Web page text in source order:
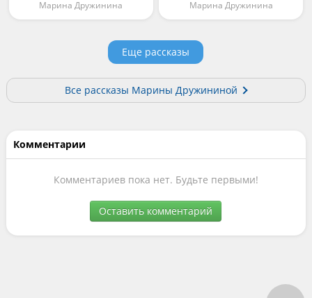
Марина Дружинина Марина Дружинина
Еще рассказы
Все рассказы Марины Дружининой
Комментарии
Комментариев пока нет. Будьте первыми!
Оставить комментарий